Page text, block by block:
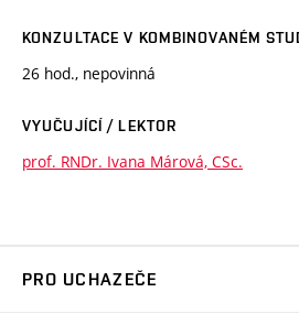
KONZULTACE V KOMBINOVANÉM
26 hod., nepovinná
VYUČUJÍCÍ / LEKTOR
prof. RNDr. Ivana Márová, CSc.
PRO UCHAZEČE